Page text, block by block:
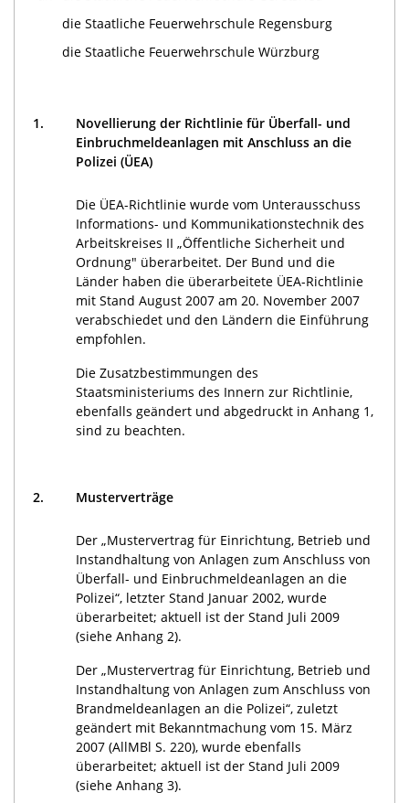
die Staatliche Feuerwehrschule Regensburg
die Staatliche Feuerwehrschule Würzburg
1.
Novellierung der Richtlinie für Überfall- und
Einbruchmeldeanlagen mit Anschluss an die
Polizei (ÜEA)
Die ÜEA-Richtlinie wurde vom Unterausschuss
Informations- und Kommunikationstechnik des
Arbeitskreises II „Öffentliche Sicherheit und
Ordnung" überarbeitet. Der Bund und die
Länder haben die überarbeitete ÜEA-Richtlinie
mit Stand August 2007 am 20. November 2007
verabschiedet und den Ländern die Einführung
empfohlen.
Die Zusatzbestimmungen des
Staatsministeriums des Innern zur Richtlinie,
ebenfalls geändert und abgedruckt in Anhang 1,
sind zu beachten.
2. Musterverträge
Der „Mustervertrag für Einrichtung, Betrieb und
Instandhaltung von Anlagen zum Anschluss von
Überfall- und Einbruchmeldeanlagen an die
Polizei“, letzter Stand Januar 2002, wurde
überarbeitet; aktuell ist der Stand Juli 2009
(siehe Anhang 2).
Der „Mustervertrag für Einrichtung, Betrieb und
Instandhaltung von Anlagen zum Anschluss von
Brandmeldeanlagen an die Polizei“, zuletzt
geändert mit Bekanntmachung vom 15. März
2007 (AllMBl S. 220), wurde ebenfalls
überarbeitet; aktuell ist der Stand Juli 2009
(siehe Anhang 3).